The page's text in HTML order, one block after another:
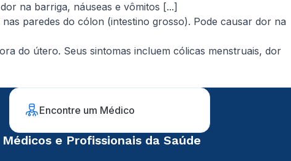
na barriga, náuseas e vômitos [...]
paredes do cólon (intestino grosso). Pode causar dor na
do útero. Seus sintomas incluem cólicas menstruais, dor
Encontre um Médico
Médicos e Profissionais da Saúde